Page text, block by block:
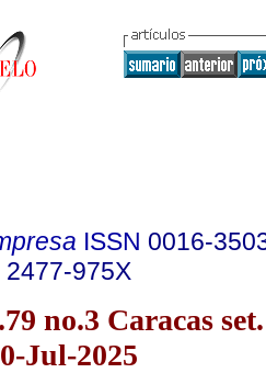
ISSN 0016-
2477-975X
no.3 Caracas
Jul-2025